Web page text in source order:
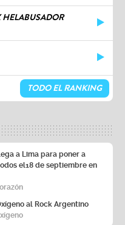
HELABUSADOR
TODO EL RANKING
a Lima para poner a
el18 de septiembre en
al Rock Argentino